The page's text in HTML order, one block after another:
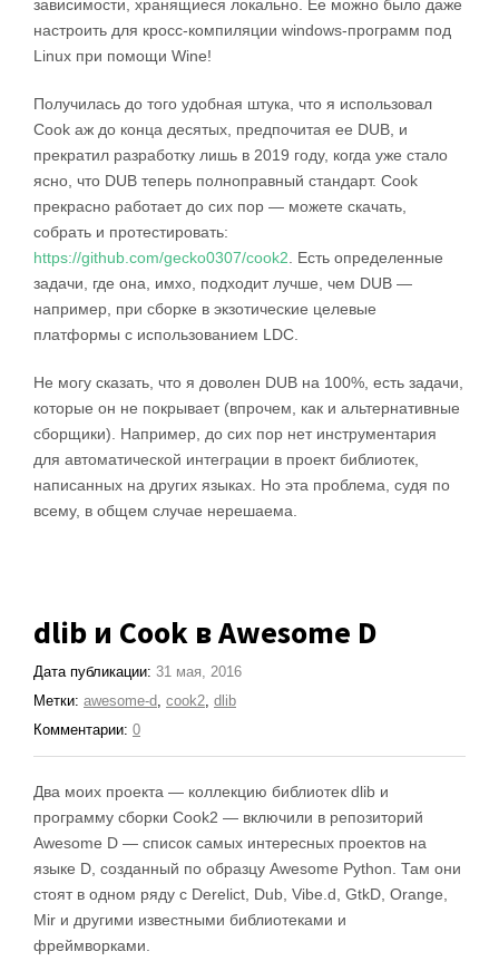
зависимости, хранящиеся локально. Ее можно было даже
настроить для кросс-компиляции windows-программ под
Linux при помощи Wine!
Получилась до того удобная штука, что я использовал
Cook аж до конца десятых, предпочитая ее DUB, и
прекратил разработку лишь в 2019 году, когда уже стало
ясно, что DUB теперь полноправный стандарт. Cook
прекрасно работает до сих пор — можете скачать,
собрать и протестировать:
https://github.com/gecko0307/cook2 . Есть определенные
задачи, где она, имхо, подходит лучше, чем DUB —
например, при сборке в экзотические целевые
платформы с использованием LDC.
Не могу сказать, что я доволен DUB на 100%, есть задачи,
которые он не покрывает (впрочем, как и альтернативные
сборщики). Например, до сих пор нет инструментария
для автоматической интеграции в проект библиотек,
написанных на других языках. Но эта проблема, судя по
всему, в общем случае нерешаема.
dlib и Cook в Awesome D
Дата публикации: 31 мая, 2016
Метки: awesome-d, cook2, dlib
Комментарии: 0
Два моих проекта — коллекцию библиотек dlib и
программу сборки Cook2 — включили в репозиторий
Awesome D — список самых интересных проектов на
языке D, созданный по образцу Awesome Python. Там они
стоят в одном ряду с Derelict, Dub, Vibe.d, GtkD, Orange,
Mir и другими известными библиотеками и
фреймворками.